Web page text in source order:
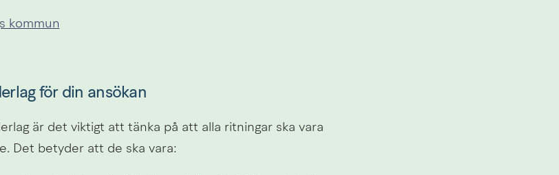
kommun
till annan webbplats.
för din ansökan
är det viktigt att tänka på att alla ritningar ska vara
Det betyder att de ska vara: